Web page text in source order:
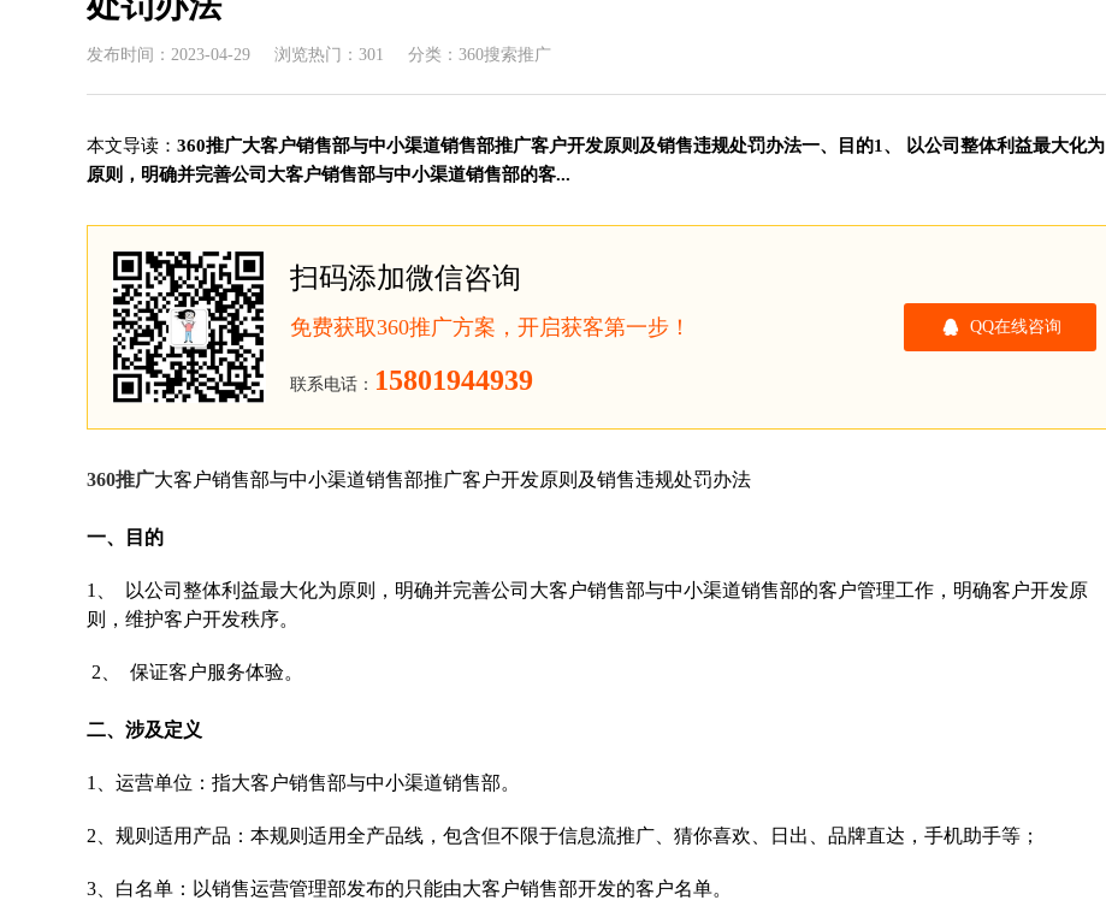
发布时间：2023-04-29 浏览热门：301 分类：360搜索推广
本文导读： 360推广大客户销售部与中小渠道销售部推广客户开发原则及销售违规处罚办法一、目的1、 以公司整体利益最大化为
原则，明确并完善公司大客户销售部与中小渠道销售部的客...
扫码添加微信咨询
免费获取360推广方案，开启获客第一步！
联系电话： 15801944939
QQ在线咨询
360推广大客户销售部与中小渠道销售部推广客户开发原则及销售违规处罚办法
一、目的
1、 以公司整体利益最大化为原则，明确并完善公司大客户销售部与中小渠道销售部的客户管理工作，明确客户开发原
则，维护客户开发秩序。
2、 保证客户服务体验。
二、涉及定义
1、运营单位：指大客户销售部与中小渠道销售部。
2、规则适用产品：本规则适用全产品线，包含但不限于信息流推广、猜你喜欢、日出、品牌直达，手机助手等；
3、白名单：以销售运营管理部发布的只能由大客户销售部开发的客户名单。